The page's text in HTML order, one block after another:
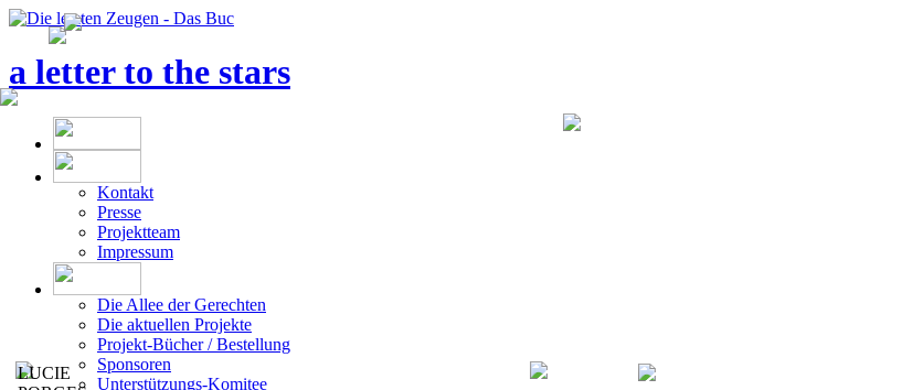
a letter to the stars
Kontakt
Presse
Projektteam
Impressum
Die Allee der Gerechten
Die aktuellen Projekte
Projekt-Bücher / Bestellung
Sponsoren
Unterstützungs-Komitee
LUCIE